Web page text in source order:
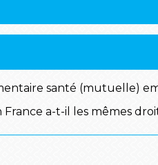
santé (mutuelle)
a-t-il les mêmes